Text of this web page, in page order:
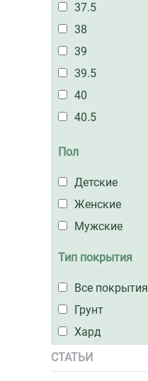
37.5
38
39
39.5
40
40.5
42.5
43.5
44
46
46.5
47
47.5
Пол
Детские
Женские
Мужские
Тип покрытия
Все покрытия
Грунт
Хард
СТАТЬИ